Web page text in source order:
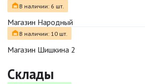
В наличии: 6 шт.
Магазин Народный
В наличии: 10 шт.
Магазин Шишкина 2
Склады